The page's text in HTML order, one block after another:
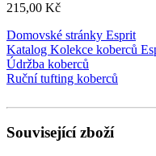
215,00 Kč
Domovské stránky Esprit
Katalog Kolekce koberců
Údržba koberců
Ruční tufting koberců
Související zboží